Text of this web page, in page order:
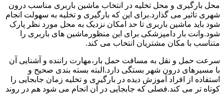
محل بارگیری و محل تخلیه در انتخاب ماشین باربری مناسب درون
شهری تاثیر می گذارد.برای این که بارگیری و تخلیه به سهولت انجام
شود باید ماشین باربری تا حد امکان نزدیک به محل مورد نظر پارک
شود.وانت بار دامپزشکی برای این منظورماشین های باربری را
متناسب با مکان مشتریان انتخاب می کند.
سرعت حمل و نقل به مسافت حمل بار،مهارت راننده و آشنایی آن
با مسیرهای درون شهر بستگی دارد.البته بسته بندی صحیح و
استفاده از افراد آموزش دیده در بارگیری و تخلیه زمان جابجایی را
کوتاه تر می کند.فصلی که جابجایی در آن انجام می شود هم در روند